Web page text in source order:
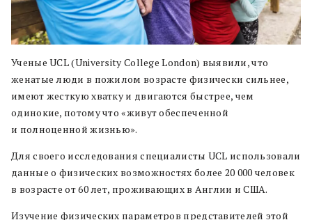
Ученые UCL (University College London) выявили, что
женатые люди в пожилом возрасте физически сильнее,
имеют жесткую хватку и двигаются быстрее, чем
одинокие, потому что «живут обеспеченной
и полноценной жизнью».
Для своего исследования специалисты UCL использовали
данные о физических возможностях более 20 000 человек
в возрасте от 60 лет, проживающих в Англии и США.
Изучение физических параметров представителей этой